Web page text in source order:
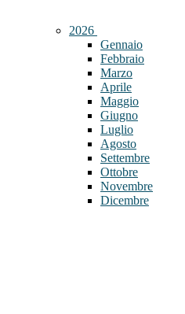
2026
Gennaio
Febbraio
Marzo
Aprile
Maggio
Giugno
Luglio
Agosto
Settembre
Ottobre
Novembre
Dicembre